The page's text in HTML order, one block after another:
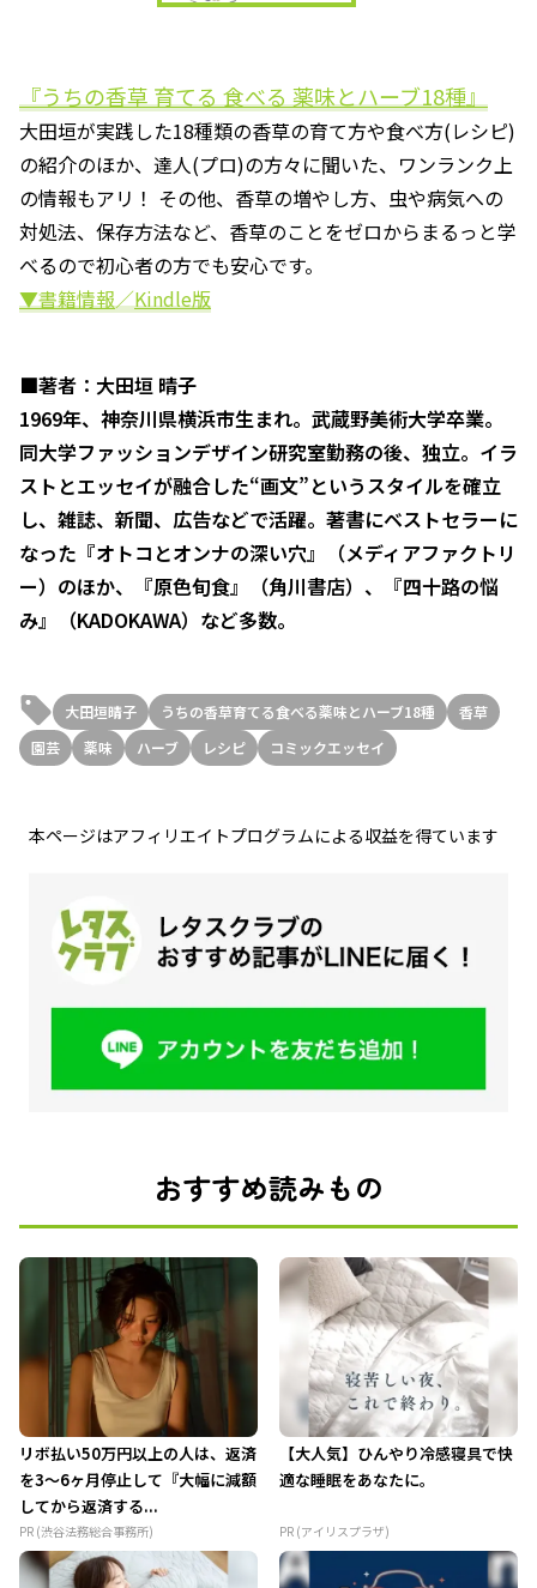
『うちの香草 育てる 食べる 薬味とハーブ18種』
大田垣が実践した18種類の香草の育て方や食べ方(レシピ)
の紹介のほか、達人(プロ)の方々に聞いた、ワンランク上
の情報もアリ！ その他、香草の増やし方、虫や病気への
対処法、保存方法など、香草のことをゼロからまるっと学
べるので初心者の方でも安心です。
▼書籍情報／Kindle版
■著者：大田垣 晴子
1969年、神奈川県横浜市生まれ。武蔵野美術大学卒業。
同大学ファッションデザイン研究室勤務の後、独立。イラ
ストとエッセイが融合した“画文”というスタイルを確立
し、雑誌、新聞、広告などで活躍。著書にベストセラーに
なった『オトコとオンナの深い穴』（メディアファクトリ
ー）のほか、『原色旬食』（角川書店）、『四十路の悩
み』（KADOKAWA）など多数。
大田垣晴子 うちの香草育てる食べる薬味とハーブ18種
香草
園芸
薬味 ハーブ レシピ コミックエッセイ
本ページはアフィリエイトプログラムによる収益を得ています
おすすめ読みもの
リボ払い50万円以上の人は、返済
を3～6ヶ月停止して『大幅に減額
してから返済する...
PR (渋谷法務総合事務所)
【大人気】ひんやり冷感寝具で快
適な睡眠をあなたに。
PR (アイリスプラザ)